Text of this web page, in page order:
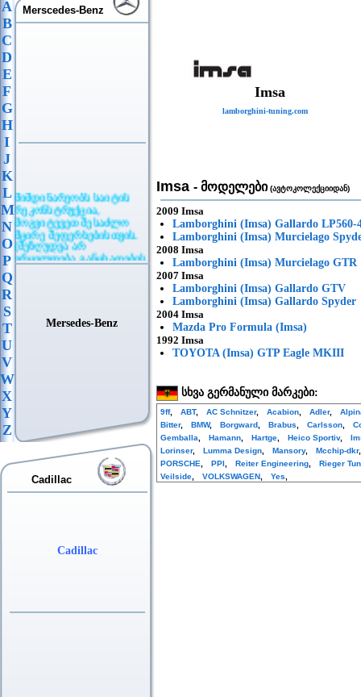
A
B
C
D
E
F
G
H
I
J
K
L
M
N
O
P
Q
R
S
T
U
V
W
X
Y
Z
Merscedes-Benz
მიმდინარეობს საიტის
რეკონსტრუქცია,
მოგვიტევეთ შესაძლო
მცირე შეფერხებისთვის.
(შეზღუდვა არ
ვრცელდება განცხადების
განთავსებაზე)
Mersedes-Benz
Cadillac
Cadillac
Imsa
lamborghini-tuning.com
Imsa - მოდელები(ავტოკოლექციიდან)
2009 Imsa
Lamborghini (Imsa) Gallardo LP560-
Lamborghini (Imsa) Murcielago
2008 Imsa
Lamborghini (Imsa) Murcielago GTR
2007 Imsa
Lamborghini (Imsa) Gallardo GTV
Lamborghini (Imsa) Gallardo Spyder
2004 Imsa
Mazda Pro Formula (Imsa)
1992 Imsa
TOYOTA (Imsa) GTP Eagle MKIII
სხვა გერმანული მარკები:
9ff, ABT, AC Schnitzer, Acabion Adler,
Bitter, BMW, Borgward Brabus Carlsson
Gemballa
Hamann Hartge Heico Sportiv,
Lorinser, Lumma Design Mansory, Mcchip-dkr
PORSCHE
PPI Reiter Engineering
Rieger
Veilside
VOLKSWAGEN Yes